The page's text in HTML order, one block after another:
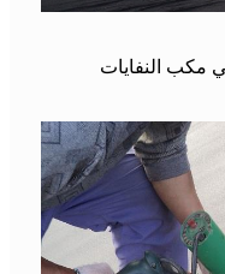
مكب النفايات